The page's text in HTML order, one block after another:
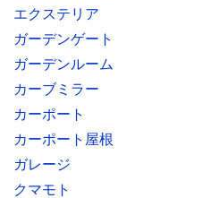
エクステリア
ガーデンゲート
ガーデンルーム
カーブミラー
カーポート
カーポート屋根
ガレージ
クマモト